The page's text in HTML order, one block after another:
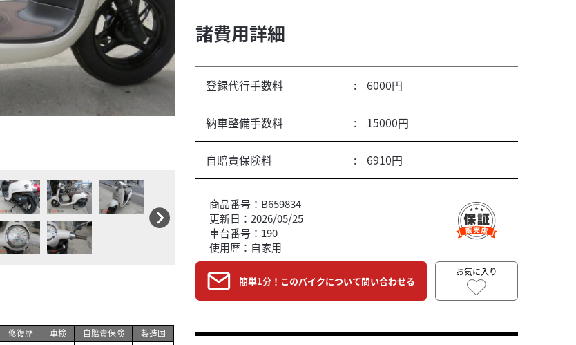
修復歴
車検 自賠責保険
製造国
諸費用詳細
登録代行手数料 6000円
納車整備手数料 15000円
自賠責保険料 6910円
商品番号：B659834
更新日：2026/05/25
車台番号：190
使用歴：自家用
簡単1分！このバイクについて問い合わせる
お気に入り